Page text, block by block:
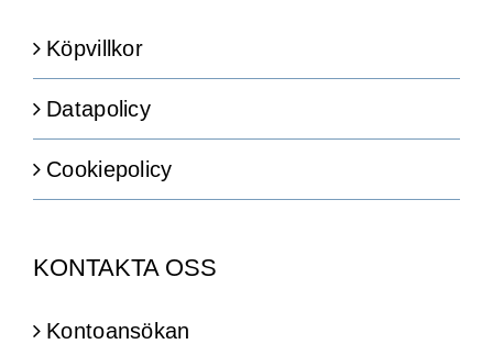
Köpvillkor
Datapolicy
Cookiepolicy
KONTAKTA OSS
Kontoansökan